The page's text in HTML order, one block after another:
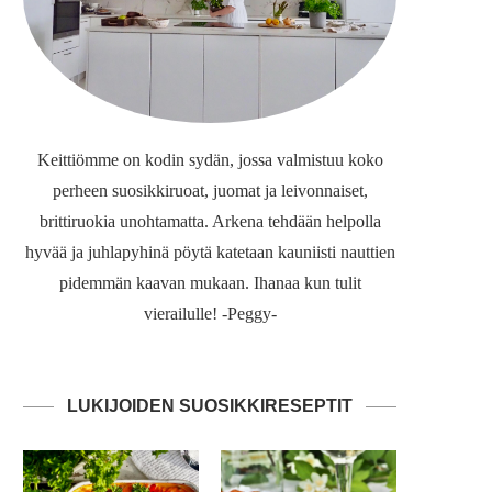
Keittiömme on kodin sydän, jossa valmistuu koko
perheen suosikkiruoat, juomat ja leivonnaiset,
brittiruokia unohtamatta. Arkena tehdään helpolla
hyvää ja juhlapyhinä pöytä katetaan kauniisti nauttien
pidemmän kaavan mukaan. Ihanaa kun tulit
vierailulle! -Peggy-
LUKIJOIDEN SUOSIKKIRESEPTIT